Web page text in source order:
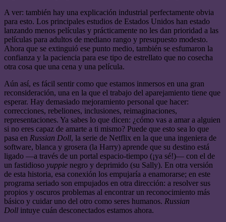
A ver: también hay una explicación industrial perfectamente obvia
para esto. Los principales estudios de Estados Unidos han estado
lanzando menos películas y prácticamente no les dan prioridad a las
películas para adultos de mediano rango y presupuesto modesto.
Ahora que se extinguió ese punto medio, también se esfumaron la
confianza y la paciencia para ese tipo de estrellato que no cosecha
otra cosa que una cena y una película.
Aún así, es fácil sentir como que estamos inmersos en una gran
reconsideración, una en la que el trabajo del aparejamiento tiene que
esperar. Hay demasiado mejoramiento personal que hacer:
correcciones, rebeliones, inclusiones, reimaginaciones,
representaciones. Ya sabes lo que dicen: ¿cómo vas a amar a alguien
si no eres capaz de amarte a ti mismo? Puede que esto sea lo que
pasa en Russian Doll, la serie de Netflix en la que una ingeniera de
software, blanca y grosera (la Harry) aprende que su destino está
ligado —a través de un portal espacio-tiempo (¡ya sé!)— con el de
un fastidioso yuppie negro y deprimido (su Sally). En otra versión
de esta historia, esa conexión los empujaría a enamorarse; en este
programa seriado son empujados en otra dirección: a resolver sus
propios y oscuros problemas al encontrar un reconocimiento más
básico y cuidar uno del otro como seres humanos. Russian
Doll intuye cuán desconectados estamos ahora.